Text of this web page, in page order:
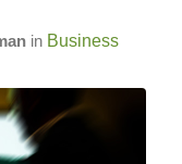
in Business